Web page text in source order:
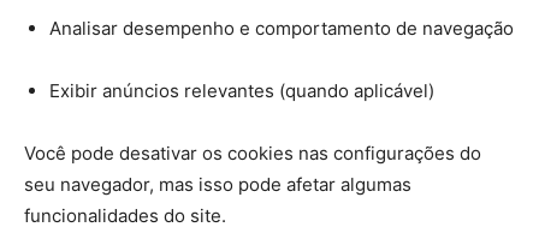
Analisar desempenho e comportamento de navegação
Exibir anúncios relevantes (quando aplicável)
Você pode desativar os cookies nas configurações do
seu navegador, mas isso pode afetar algumas
funcionalidades do site.